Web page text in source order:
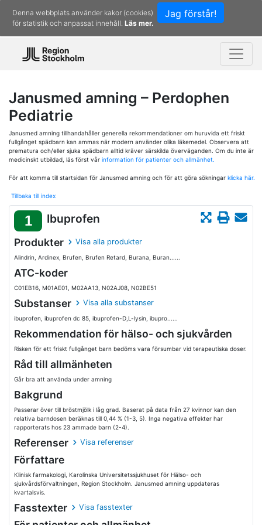
Jag förstår!
Denna webbplats använder kakor (cookies)
för statistik och anpassat innehåll. Läs mer.
Janusmed amning – Perdophen
Pediatrie
Janusmed amning tillhandahåller generella rekommendationer om huruvida ett friskt
fullgånget spädbarn kan ammas när modern använder olika läkemedel. Observera att
prematura och/eller sjuka spädbarn alltid kräver särskilda överväganden. Om du inte är
medicinskt utbildad, läs först vår information för patienter och allmänhet.
För att komma till startsidan för Janusmed amning och för att göra sökningar klicka här.
Tillbaka till index
1 Ibuprofen
Produkter Visa alla produkter
Alindrin, Ardinex, Brufen, Brufen Retard, Burana, Buran......
ATC-koder
C01EB16, M01AE01, M02AA13, N02AJ08, N02BE51
Substanser Visa alla substanser
ibuprofen, ibuprofen dc 85, ibuprofen-D,L-lysin, ibupro......
Rekommendation för hälso- och sjukvården
Risken för ett friskt fullgånget barn bedöms vara försumbar vid terapeutiska doser.
Råd till allmänheten
Går bra att använda under amning
Bakgrund
Passerar över till bröstmjölk i låg grad. Baserat på data från 27 kvinnor kan den
relativa barndosen beräknas till 0,44 % (1-3, 5). Inga negativa effekter har
rapporterats hos 23 ammade barn (2-4).
Referenser Visa referenser
Författare
Klinisk farmakologi, Karolinska Universitetssjukhuset för Hälso- och
sjukvårdsförvaltningen, Region Stockholm. Janusmed amning uppdateras
kvartalsvis.
Fasstexter Visa fasstexter